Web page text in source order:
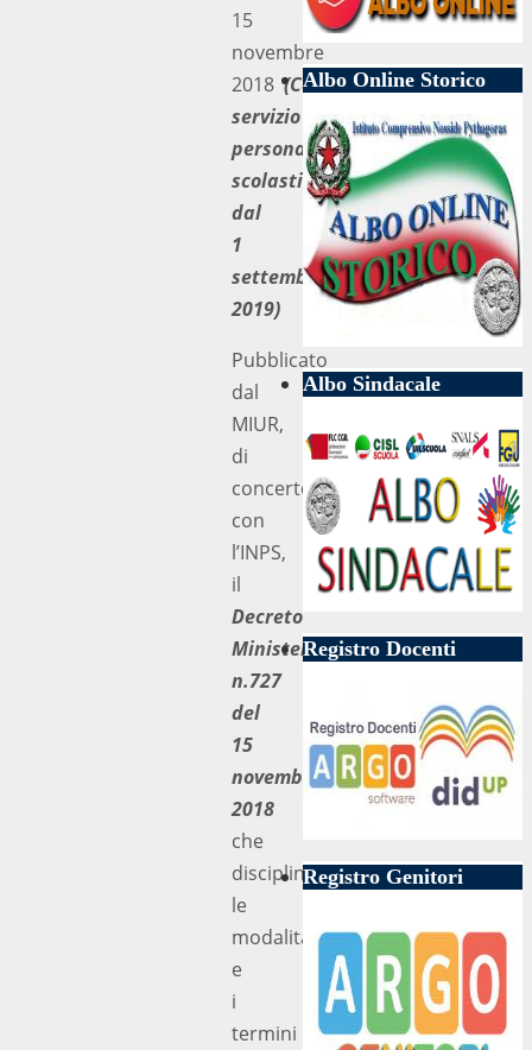
15
novembre
2018(Cessazione
servizio
personale
scolastico
dal
1
settembre
2019)
Pubblicato
dal
MIUR,
di
concerto
con
l’INPS,
il
Decreto
Ministeriale
n.727
del
15
novembre
2018
che
disciplina
le
modalità
e
i
termini
Albo Online Storico
Albo Sindacale
Registro Docenti
Registro Genitori